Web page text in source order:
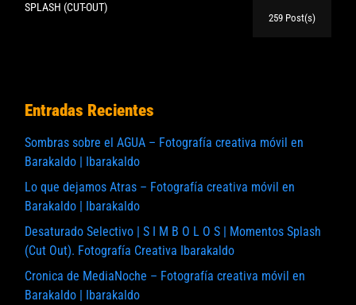
SPLASH (CUT-OUT)
259 Post(s)
Entradas Recientes
Sombras sobre el AGUA – Fotografía creativa móvil en
Barakaldo | Ibarakaldo
Lo que dejamos Atras – Fotografía creativa móvil en
Barakaldo | Ibarakaldo
Desaturado Selectivo | S I M B O L O S | Momentos Splash
(Cut Out). Fotografía Creativa Ibarakaldo
Cronica de MediaNoche – Fotografía creativa móvil en
Barakaldo | Ibarakaldo